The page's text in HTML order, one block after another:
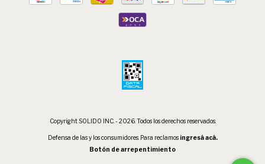
Copyright SOLIDO INC. - 2026. Todos los derechos reservados.
Defensa de las y los consumidores. Para reclamos ingresá acá.
Botón de arrepentimiento